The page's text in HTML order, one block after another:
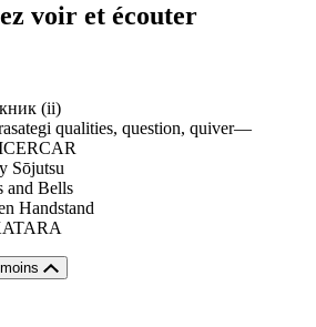
voir et écouter
(ii)
qualities, question, quiver—
Sōjutsu
and Bells
Handstand